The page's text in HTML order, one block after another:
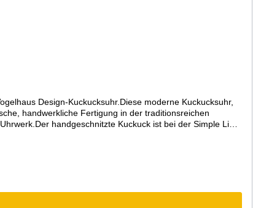
Design-Kuckucksuhr.Diese moderne Kuckucksuhr,
handwerkliche Fertigung in der traditionsreichen
handgeschnitzte Kuckuck ist bei der Simple Line
Rombach und Haas)Maße: Höhe 41cm, Breite 24cm3
Bildschirm abweichen können.